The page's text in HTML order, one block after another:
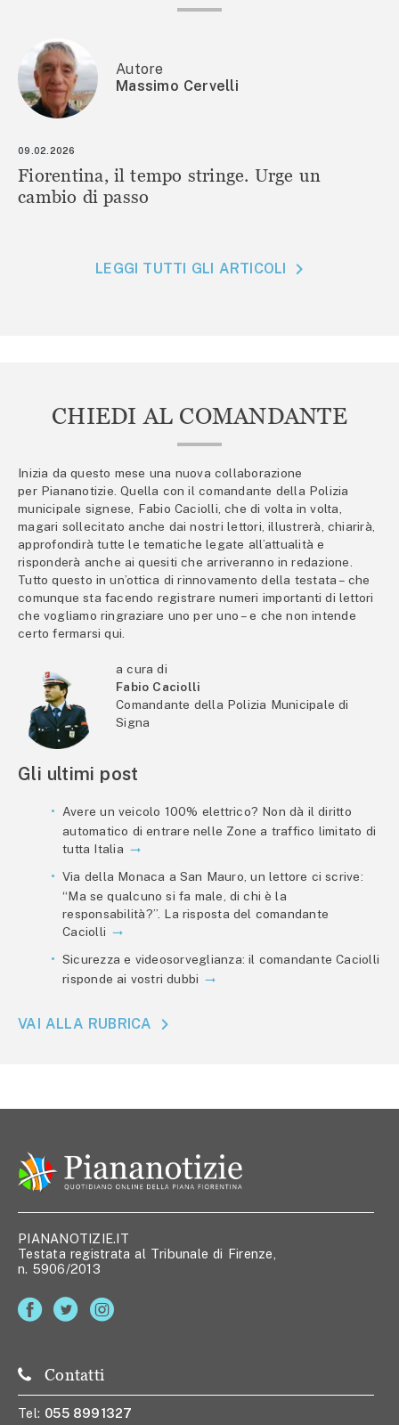
Autore
Massimo Cervelli
09.02.2026
Fiorentina, il tempo stringe. Urge un
cambio di passo
LEGGI TUTTI GLI ARTICOLI
CHIEDI AL COMANDANTE
Inizia da questo mese una nuova collaborazione
per Piananotizie. Quella con il comandante della Polizia
municipale signese, Fabio Caciolli, che di volta in volta,
magari sollecitato anche dai nostri lettori, illustrerà, chiarirà,
approfondirà tutte le tematiche legate all’attualità e
risponderà anche ai quesiti che arriveranno in redazione.
Tutto questo in un’ottica di rinnovamento della testata – che
comunque sta facendo registrare numeri importanti di lettori
che vogliamo ringraziare uno per uno – e che non intende
certo fermarsi qui.
a cura di
Fabio Caciolli
Comandante della Polizia Municipale di
Signa
Gli ultimi post
Avere un veicolo 100% elettrico? Non dà il diritto
automatico di entrare nelle Zone a traffico limitato di
tutta Italia
Via della Monaca a San Mauro, un lettore ci scrive:
“Ma se qualcuno si fa male, di chi è la
responsabilità?”. La risposta del comandante
Caciolli
Sicurezza e videosorveglianza: il comandante Caciolli
risponde ai vostri dubbi
VAI ALLA RUBRICA
PIANANOTIZIE.IT
Testata registrata al Tribunale di Firenze,
n. 5906/2013
Contatti
Tel: 055 8991327